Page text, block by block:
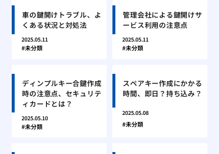
車の鍵開けトラブル、よ
くある状況と対処法
2025.05.11
未分類
管理会社による鍵開けサ
ービス利用の注意点
2025.05.11
未分類
ディンプルキー合鍵作成
時の注意点、セキュリテ
ィカードとは？
2025.05.10
未分類
スペアキー作成にかかる
時間、即日？持ち込み？
2025.05.08
未分類